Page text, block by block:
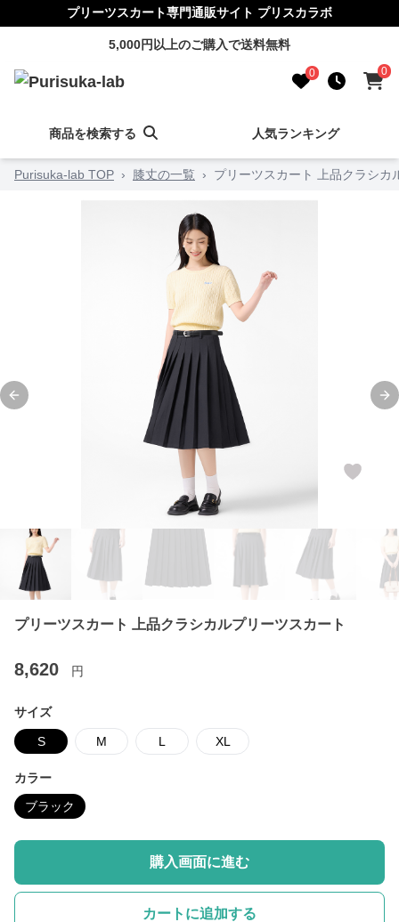
プリーツスカート専門通販サイト プリスカラボ
5,000円以上のご購入で送料無料
0 0
商品を検索する 人気ランキング
Purisuka-lab TOP › 膝丈の一覧 › プリーツスカート 上品クラシカ
Previous slide
プリーツスカート 上品クラシカルプリーツスカート
8,620 円
サイズ
S M L XL
カラー
ブラック
購入画面に進む
カートに追加する